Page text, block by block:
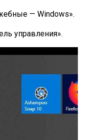
— Windows».
управления».